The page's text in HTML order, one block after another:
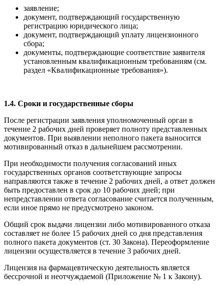
заявление;
документ, подтверждающий государственную
регистрацию юридического лица;
документ, подтверждающий уплату лицензионного
сбора;
документы, подтверждающие соответствие заявителя
установленным квалификационным требованиям (см.
раздел «Квалификационные требования»).
1.4. Сроки и государственные сборы
После регистрации заявления уполномоченный орган в
течение 2 рабочих дней проверяет полноту представленных
документов. При выявлении неполного пакета выносится
мотивированный отказ в дальнейшем рассмотрении.
При необходимости получения согласований иных
государственных органов соответствующие запросы
направляются также в течение 2 рабочих дней, а ответ должен
быть предоставлен в срок до 10 рабочих дней; при
непредставлении ответа согласование считается полученным,
если иное прямо не предусмотрено законом.
Общий срок выдачи лицензии либо мотивированного отказа
составляет не более 15 рабочих дней со дня представления
полного пакета документов (ст. 30 Закона). Переоформление
лицензии осуществляется в течение 3 рабочих дней.
Лицензия на фармацевтическую деятельность является
бессрочной и неотчуждаемой (Приложение № 1 к Закону).